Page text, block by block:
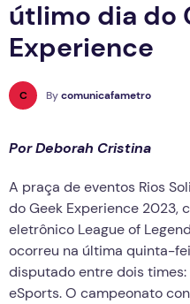
útlimo dia do
Experience
C Bycomunicafametro
Por Deborah Cristina
A praça de eventos Rios
do Geek Experience 2023,
eletrônico League of
ocorreu na última quinta-
disputado entre dois
eSports. O campeonato